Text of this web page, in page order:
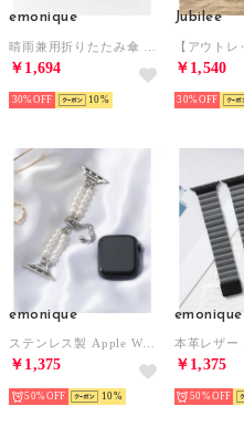
emonique
￥1,694
30% 10
Jubilee
￥1,540
30%
emonique
ステンレス製 Apple Watch Band スマートウォッチバンド【38/40/41/42/44/45/49mm対応】 （ホワイト）
￥1,375
50% 10
emonique
￥1,375
50%